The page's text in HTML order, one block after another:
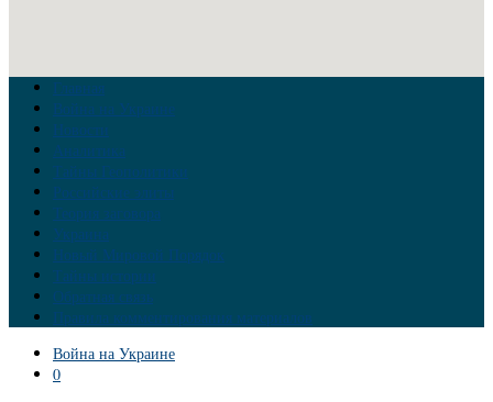
Главная
Война на Украине
Новости
Аналитика
Тайны Геополитики
Российские элиты
Теория заговора
Украина
Новый Мировой Порядок
Тайны истории
Обратная связь
Правила комментирования материалов
Война на Украине
0